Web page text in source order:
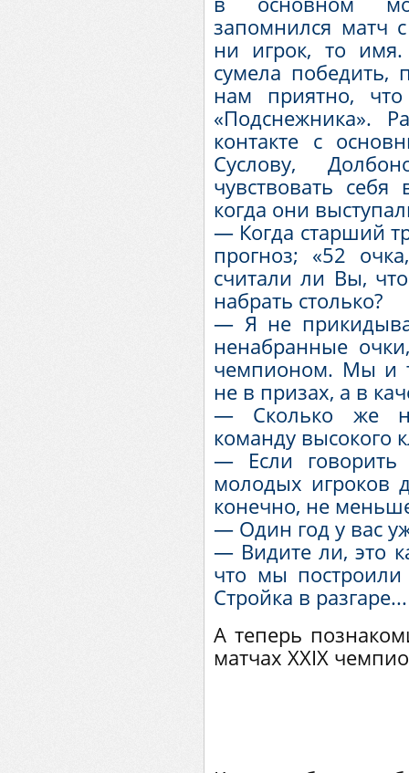
запомнился матч
ни игрок, то
сумела
нам приятно,
«Подснежника».
контакте с
Суслову,
чувствовать
когда они
— Когда старший
прогноз; «52
считали ли Вы,
набрать столько?
— Я не
ненабранные
чемпионом. Мы и
не в призах, а в
— Сколько же
команду высокого
— Если говорить
молодых игроков
конечно, не
— Один год у вас
— Видите ли, это
что мы
Стройка в разгаре...
А теперь
матчах XXIX